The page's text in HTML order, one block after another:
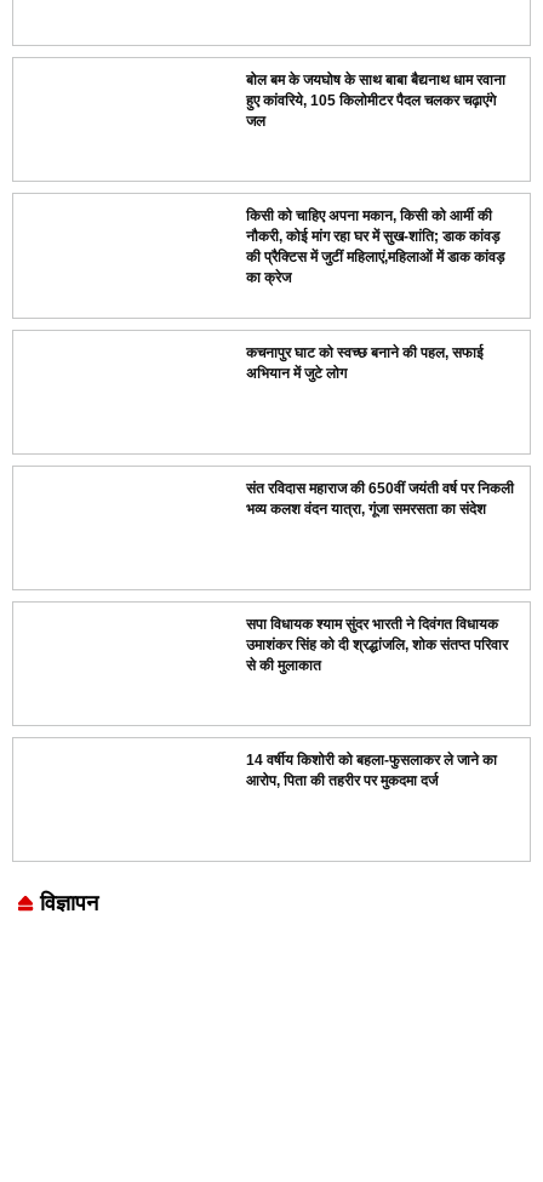
बोल बम के जयघोष के साथ बाबा बैद्यनाथ धाम रवाना
हुए कांवरिये, 105 किलोमीटर पैदल चलकर चढ़ाएंगे
जल
किसी को चाहिए अपना मकान, किसी को आर्मी की
नौकरी, कोई मांग रहा घर में सुख-शांति; डाक कांवड़
की प्रैक्टिस में जुटीं महिलाएं,महिलाओं में डाक कांवड़
का क्रेज
कचनापुर घाट को स्वच्छ बनाने की पहल, सफाई
अभियान में जुटे लोग
संत रविदास महाराज की 650वीं जयंती वर्ष पर निकली
भव्य कलश वंदन यात्रा, गूंजा समरसता का संदेश
सपा विधायक श्याम सुंदर भारती ने दिवंगत विधायक
उमाशंकर सिंह को दी श्रद्धांजलि, शोक संतप्त परिवार
से की मुलाकात
14 वर्षीय किशोरी को बहला-फुसलाकर ले जाने का
आरोप, पिता की तहरीर पर मुकदमा दर्ज
विज्ञापन